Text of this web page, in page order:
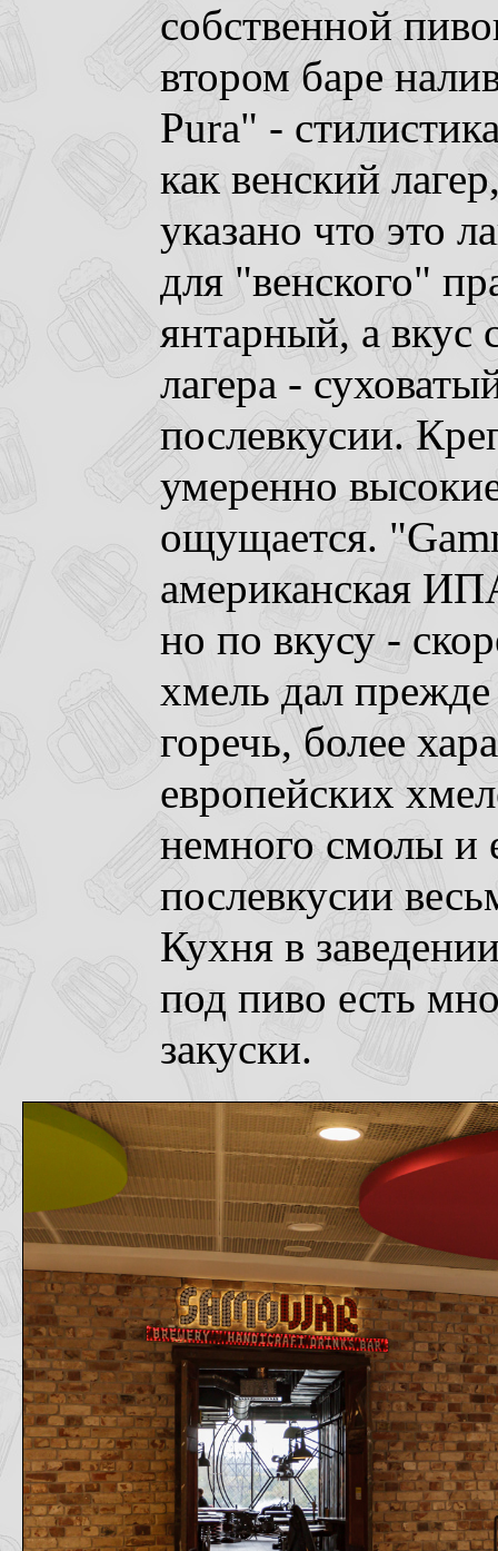
собственной
втором баре
Pura" -
как венский
указано что это
для "венского"
янтарный, а вкус
лагера -
послевкусии.
умеренно
ощущается.
американская
но по вкусу -
хмель дал
горечь, более
европейских
немного смолы и
послевкусии
Кухня в
под пиво есть
закуски.